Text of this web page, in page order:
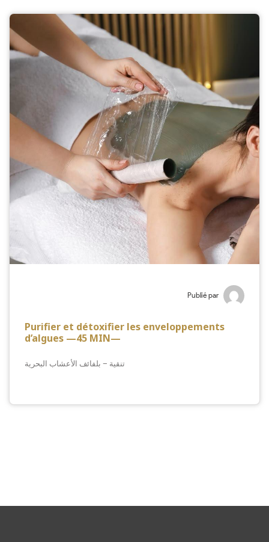
Publié par
Purifier et détoxifier les enveloppements
d’algues —45 MIN—
تنقية – بلفائف الأعشاب البحرية